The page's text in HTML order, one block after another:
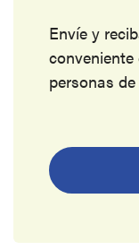
Envíe y
personas